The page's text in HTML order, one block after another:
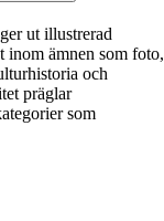
ut illustrerad
inom ämnen som foto,
och
präglar
som